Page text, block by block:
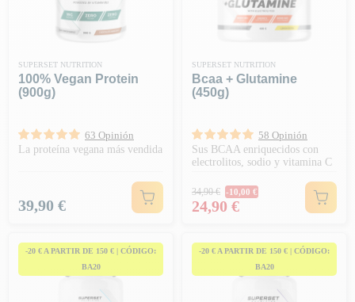
SUPERSET NUTRITION
100% Vegan Protein
(900g)
63 Opinión
La proteína vegana más vendida
Precio
39,90 €
SUPERSET NUTRITION
Bcaa + Glutamine
(450g)
58 Opinión
Sus BCAA enriquecidos con
electrolitos, sodio y vitamina C
Precio habitual
34,90 € -10,00 €
Precio
24,90 €
-20 € A PARTIR DE 150 € | CÓDIGO:
BA20
-20 € A PARTIR DE 150 € | CÓDIGO:
BA20